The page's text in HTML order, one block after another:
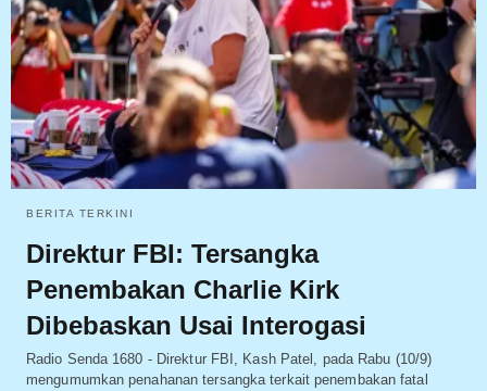
BERITA TERKINI
Direktur FBI: Tersangka
Penembakan Charlie Kirk
Dibebaskan Usai Interogasi
Radio Senda 1680 - Direktur FBI, Kash Patel, pada Rabu (10/9)
mengumumkan penahanan tersangka terkait penembakan fatal